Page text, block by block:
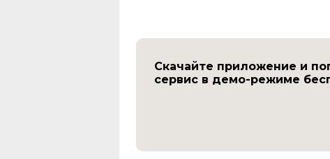
Скачайте приложение и
сервис в демо-режиме